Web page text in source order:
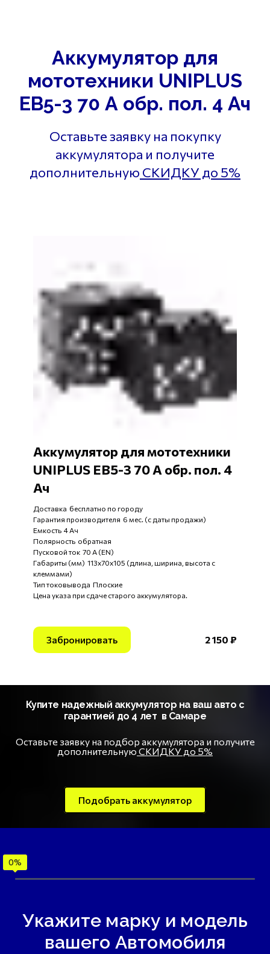
Аккумулятор для
мототехники UNIPLUS
EB5-3 70 А обр. пол. 4 Ач
Оставьте заявку на покупку
аккумулятора и получите
дополнительную СКИДКУ до 5%
Аккумулятор для мототехники
UNIPLUS EB5-3 70 А обр. пол. 4
Ач
Доставка бесплатно по городу
Гарантия производителя 6 мес. (с даты продажи)
Емкость 4 Ач
Полярность обратная
Пусковой ток 70 А (EN)
Габариты (мм) 113x70x105 (длина, ширина, высота с
клеммами)
Тип токовывода Плоские
Цена указа при сдаче старого аккумулятора.
Забронировать 2 150 ₽
Купите надежный аккумулятор на ваш авто с
гарантией до 4 лет в Самаре
Оставьте заявку на подбор аккумулятора и получите
дополнительную СКИДКУ до 5%
Подобрать аккумулятор
Укажите марку и модель
вашего Автомобиля